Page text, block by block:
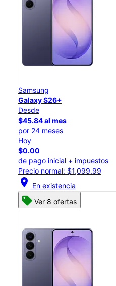
Samsung
Galaxy S26+
Desde
$45.84 al mes
por 24 meses
Hoy
$0.00
de pago inicial + impuestos
Precio normal: $1,099.99
location_on En existencia
Ver 8 ofertas